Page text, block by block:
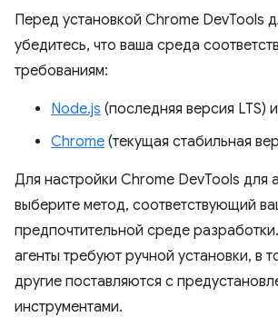
Перед установкой Chrome DevTools
убедитесь, что ваша среда
требованиям:
Node.js (последняя версия LTS) и
Chrome (текущая стабильная
Для настройки Chrome DevTools для
выберите метод, соответствующий
предпочтительной среде
агенты требуют ручной установки, в
другие поставляются с
инструментами.